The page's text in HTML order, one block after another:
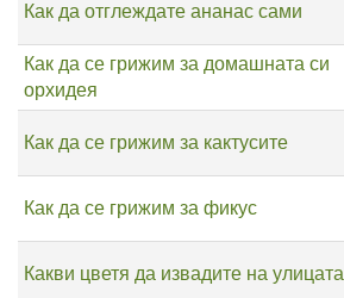
Как да отглеждате ананас сами
Как да се грижим за домашната си
орхидея
Как да се грижим за кактусите
Как да се грижим за фикус
Какви цветя да извадите на улицата